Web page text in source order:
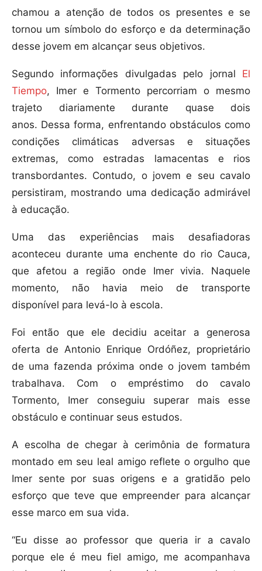
chamou a atenção de todos os presentes e se
tornou um símbolo do esforço e da determinação
desse jovem em alcançar seus objetivos.
Segundo informações divulgadas pelo jornal El
Tiempo, Imer e Tormento percorriam o mesmo
trajeto diariamente durante quase dois
anos. Dessa forma, enfrentando obstáculos como
condições climáticas adversas e situações
extremas, como estradas lamacentas e rios
transbordantes. Contudo, o jovem e seu cavalo
persistiram, mostrando uma dedicação admirável
à educação.
Uma das experiências mais desafiadoras
aconteceu durante uma enchente do rio Cauca,
que afetou a região onde Imer vivia. Naquele
momento, não havia meio de transporte
disponível para levá-lo à escola.
Foi então que ele decidiu aceitar a generosa
oferta de Antonio Enrique Ordóñez, proprietário
de uma fazenda próxima onde o jovem também
trabalhava. Com o empréstimo do cavalo
Tormento, Imer conseguiu superar mais esse
obstáculo e continuar seus estudos.
A escolha de chegar à cerimônia de formatura
montado em seu leal amigo reflete o orgulho que
Imer sente por suas origens e a gratidão pelo
esforço que teve que empreender para alcançar
esse marco em sua vida.
“Eu disse ao professor que queria ir a cavalo
porque ele é meu fiel amigo, me acompanhava